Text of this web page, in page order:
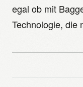
egal ob mit
Technologie, die